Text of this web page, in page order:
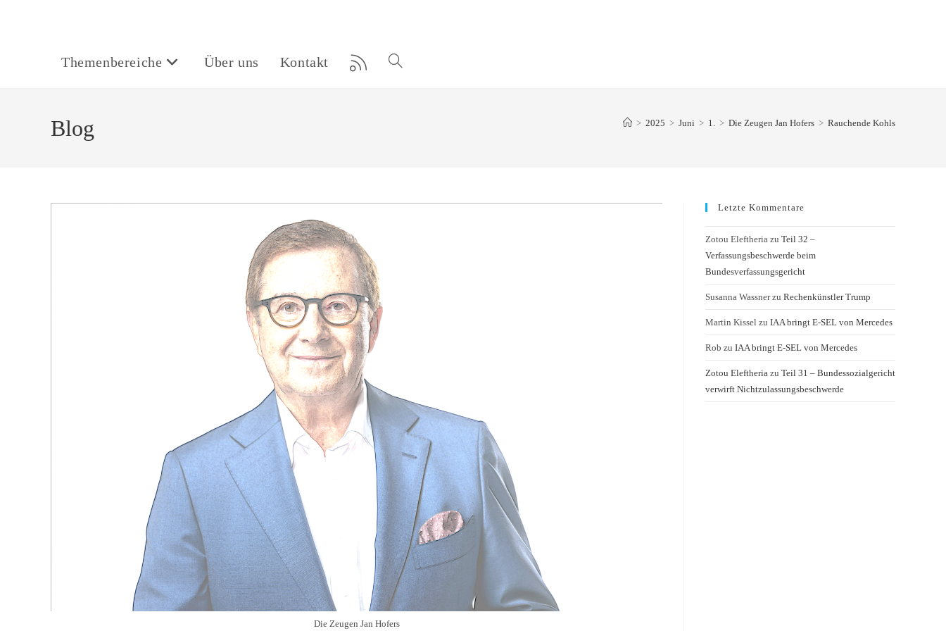
Themenbereiche Über uns Kontakt Website-
Blog > 2025 > Juni > 1. > Die Zeugen Jan Hofers > Rauchende Kohls
Die Zeugen Jan Hofers
Letzte Kommentare
Zotou Eleftheria zu Teil 32 –
Verfassungsbeschwerde beim
Bundesverfassungsgericht
Susanna Wassnerzu Rechenkünstler Trump
Martin Kissel zu IAA bringt E-SEL von Mercedes
Rob zu IAA bringt E-SEL von Mercedes
Zotou Eleftheria zu Teil 31 – Bundessozialgericht
verwirft Nichtzulassungsbeschwerde